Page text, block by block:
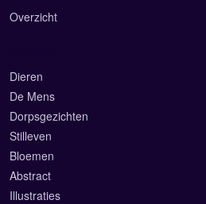
Overzicht
Dieren
De Mens
Dorpsgezichten
Stilleven
Bloemen
Abstract
Illustraties